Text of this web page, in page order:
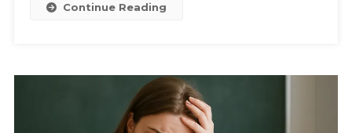
Continue Reading